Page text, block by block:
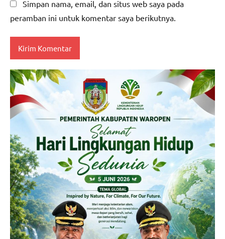
Simpan nama, email, dan situs web saya pada
peramban ini untuk komentar saya berikutnya.